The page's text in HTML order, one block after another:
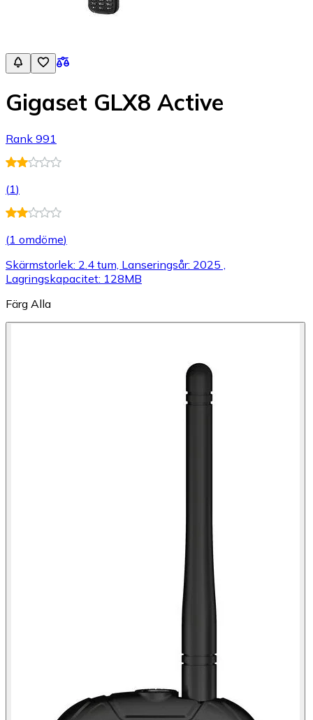
Gigaset GLX8 Active
Rank 991
(1)
(1 omdöme)
Skärmstorlek: 2.4 tum, Lanseringsår: 2025 ,
Lagringskapacitet: 128MB
Färg Alla